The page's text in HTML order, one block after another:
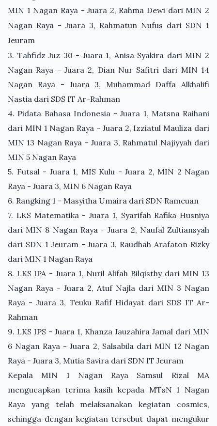
MIN 1 Nagan Raya - Juara 2, Rahma Dewi dari MIN 2
Nagan Raya - Juara 3, Rahmatun Nufus dari SDN 1
Jeuram
3. Tahfidz Juz 30 - Juara 1, Anisa Syakira dari MIN 2
Nagan Raya - Juara 2, Dian Nur Safitri dari MIN 14
Nagan Raya - Juara 3, Muhammad Daffa Alkhalifi
Nastia dari SDS IT Ar-Rahman
4. Pidata Bahasa Indonesia - Juara 1, Matsna Raihani
dari MIN 1 Nagan Raya - Juara 2, Izziatul Mauliza dari
MIN 13 Nagan Raya - Juara 3, Rahmatul Najiyyah dari
MIN 5 Nagan Raya
5. Futsal - Juara 1, MIS Kulu - Juara 2, MIN 2 Nagan
Raya - Juara 3, MIN 6 Nagan Raya
6. Rangking 1 - Masyitha Umaira dari SDN Rameuan
7. LKS Matematika - Juara 1, Syarifah Rafika Husniya
dari MIN 8 Nagan Raya - Juara 2, Naufal Zultiansyah
dari SDN 1 Jeuram - Juara 3, Raudhah Arafaton Rizky
dari MIN 1 Nagan Raya
8. LKS IPA - Juara 1, Nuril Alifah Bilqisthy dari MIN 13
Nagan Raya - Juara 2, Atuf Najla dari MIN 3 Nagan
Raya - Juara 3, Teuku Rafif Hidayat dari SDS IT Ar-
Rahman
9. LKS IPS - Juara 1, Khanza Jauzahira Jamal dari MIN
6 Nagan Raya - Juara 2, Salsabila dari MIN 12 Nagan
Raya - Juara 3, Mutia Savira dari SDN IT Jeuram
Kepala MIN 1 Nagan Raya Samsul Rizal MA
mengucapkan terima kasih kepada MTsN 1 Nagan
Raya yang telah melaksanakan kegiatan cosmics,
sehingga dengan kegiatan tersebut dapat mengukur